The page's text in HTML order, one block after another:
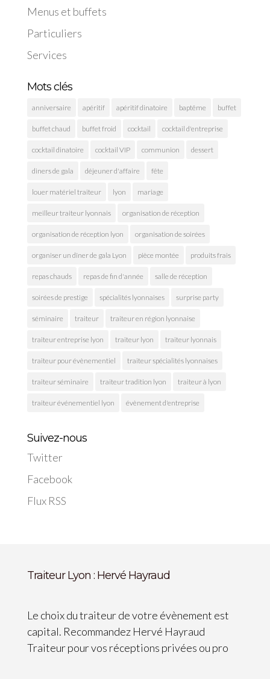
Menus et buffets
Particuliers
Services
Mots clés
anniversaire apéritif apéritif dinatoire baptême buffet
buffet chaud buffet froid cocktail cocktail d'entreprise
cocktail dinatoire cocktail VIP communion dessert
diners de gala déjeuner d'affaire fête
louer matériel traiteur lyon mariage
meilleur traiteur lyonnais organisation de réception
organisation de réception lyon organisation de soirées
organiser un dîner de gala Lyon pièce montée produits frais
repas chauds repas de fin d'année salle de réception
soirées de prestige spécialités lyonnaises surprise party
séminaire traiteur traiteur en région lyonnaise
traiteur entreprise lyon traiteur lyon traiteur lyonnais
traiteur pour évènementiel traiteur spécialités lyonnaises
traiteur séminaire traiteur tradition lyon traiteur à lyon
traiteur événementiel lyon évènement d'entreprise
Suivez-nous
Twitter
Facebook
Flux RSS
Traiteur Lyon : Hervé Hayraud
Le choix du traiteur de votre évènement est
capital. Recommandez Hervé Hayraud
Traiteur pour vos réceptions privées ou pro